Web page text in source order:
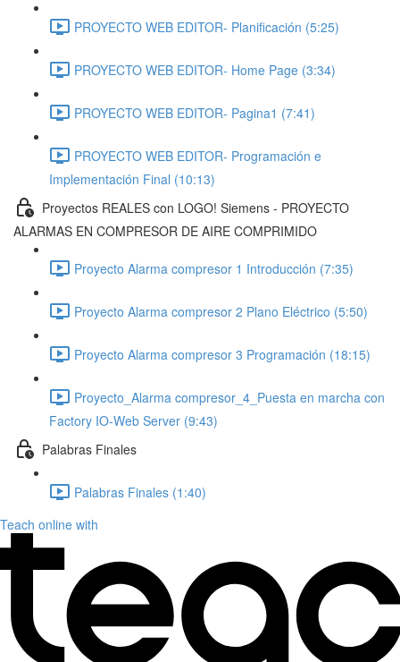
PROYECTO WEB EDITOR- Planificación (5:25)
PROYECTO WEB EDITOR- Home Page (3:34)
PROYECTO WEB EDITOR- Pagina1 (7:41)
PROYECTO WEB EDITOR- Programación e
Implementación Final (10:13)
Proyectos REALES con LOGO! Siemens - PROYECTO
ALARMAS EN COMPRESOR DE AIRE COMPRIMIDO
Proyecto Alarma compresor 1 Introducción (7:35)
Proyecto Alarma compresor 2 Plano Eléctrico (5:50)
Proyecto Alarma compresor 3 Programación (18:15)
Proyecto_Alarma compresor_4_Puesta en marcha con
Factory IO-Web Server (9:43)
Palabras Finales
Palabras Finales (1:40)
Teach online with